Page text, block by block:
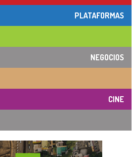
PLATAFORMAS
NEGOCIOS
CINE